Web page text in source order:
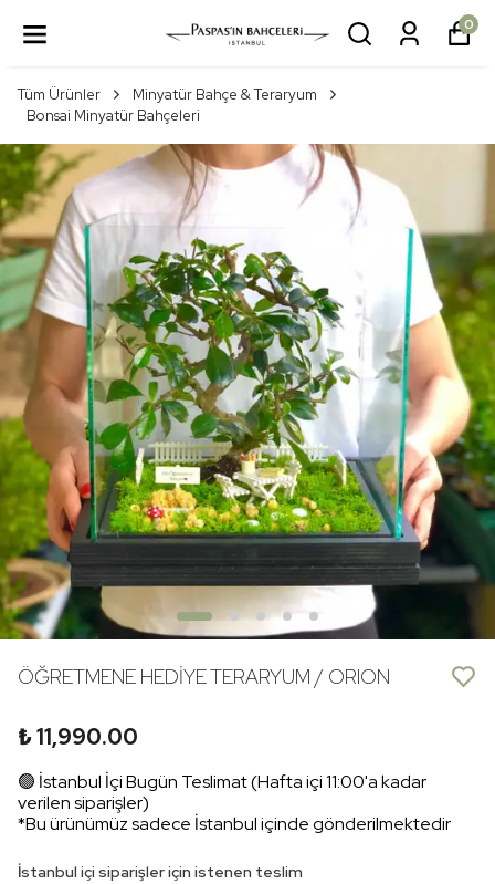
0
Tüm Ürünler
Minyatür Bahçe & Teraryum
Bonsai Minyatür Bahçeleri
ÖĞRETMENE HEDİYE TERARYUM / ORION
₺ 11,990.00
🟢 İstanbul İçi Bugün Teslimat (Hafta içi 11:00'a kadar
verilen siparişler)
*Bu ürünümüz sadece İstanbul içinde gönderilmektedir
İstanbul içi siparişler için istenen teslim